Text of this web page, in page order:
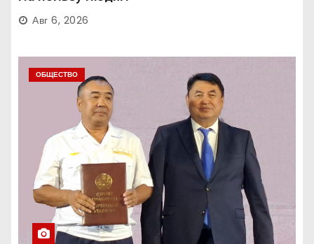
Авг 6, 2026
ОБЩЕСТВО